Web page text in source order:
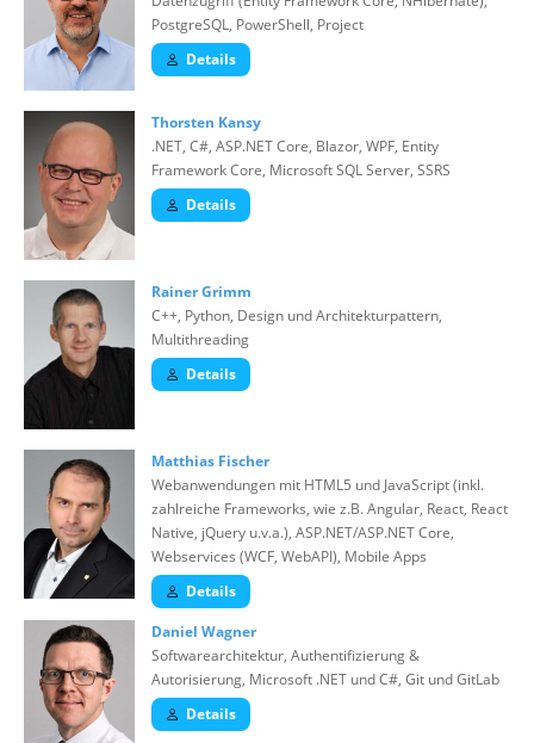
PostgreSQL, PowerShell, Project
Details
Thorsten Kansy
.NET, C#, ASP.NET Core, Blazor, WPF, Entity
Framework Core, Microsoft SQL Server, SSRS
Details
Rainer Grimm
C++, Python, Design und Architekturpattern,
Multithreading
Details
Matthias Fischer
Webanwendungen mit HTML5 und JavaScript (inkl.
zahlreiche Frameworks, wie z.B. Angular, React, React
Native, jQuery u.v.a.), ASP.NET/ASP.NET Core,
Webservices (WCF, WebAPI), Mobile Apps
Details
Daniel Wagner
Softwarearchitektur, Authentifizierung &
Autorisierung, Microsoft .NET und C#, Git und GitLab
Details